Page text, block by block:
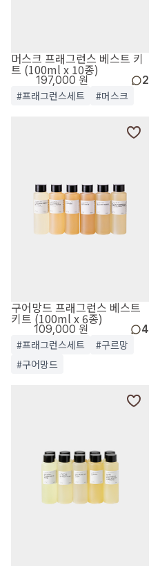
머스크 프래그런스 베스트 키
트 (100ml x 10종)
197,000 원 2
#프래그런스세트 #머스크
구어망드 프래그런스 베스트
키트 (100ml x 6종)
109,000 원 4
#프래그런스세트
#구르망
#구어망드